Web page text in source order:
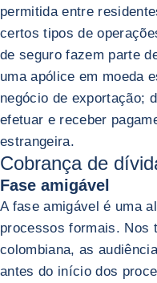
permitida entre
certos tipos de
de seguro fazem parte
uma apólice em moeda
negócio de exportação;
efetuar e receber
estrangeira.
Cobrança de
Fase amigável
A fase amigável é uma
processos formais. Nos
colombiana, as
antes do início dos